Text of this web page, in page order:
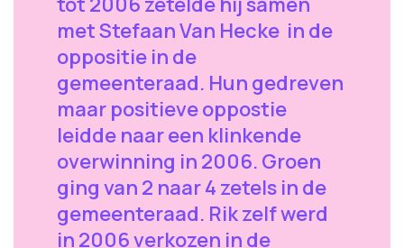
met Stefaan Van Hecke in de
oppositie in de
gemeenteraad. Hun gedreven
maar positieve oppostie
leidde naar een klinkende
overwinning in 2006. Groen
ging van 2 naar 4 zetels in de
gemeenteraad. Rik zelf werd
in 2006 verkozen in de